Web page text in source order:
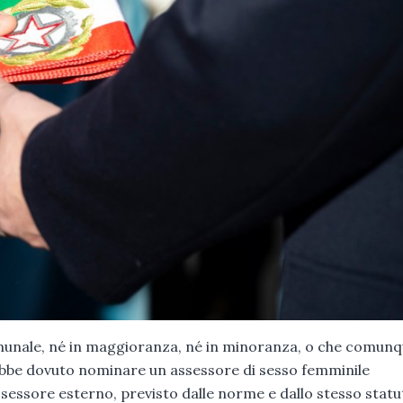
né in maggioranza, né in minoranza, o che
dovuto nominare un assessore di sesso femminile
esterno, previsto dalle norme e dallo stesso